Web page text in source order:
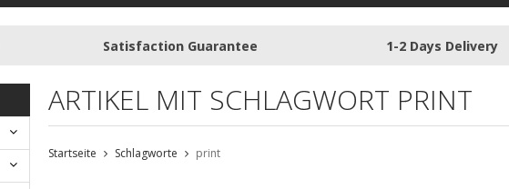
Satisfaction Guarantee 1-2 Days Delivery
ARTIKEL MIT SCHLAGWORT PRINT
Startseite Schlagworte print